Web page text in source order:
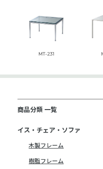
MT-231
商品分類 一覧
イス・チェア・ソファ
木製フレーム
樹脂フレーム